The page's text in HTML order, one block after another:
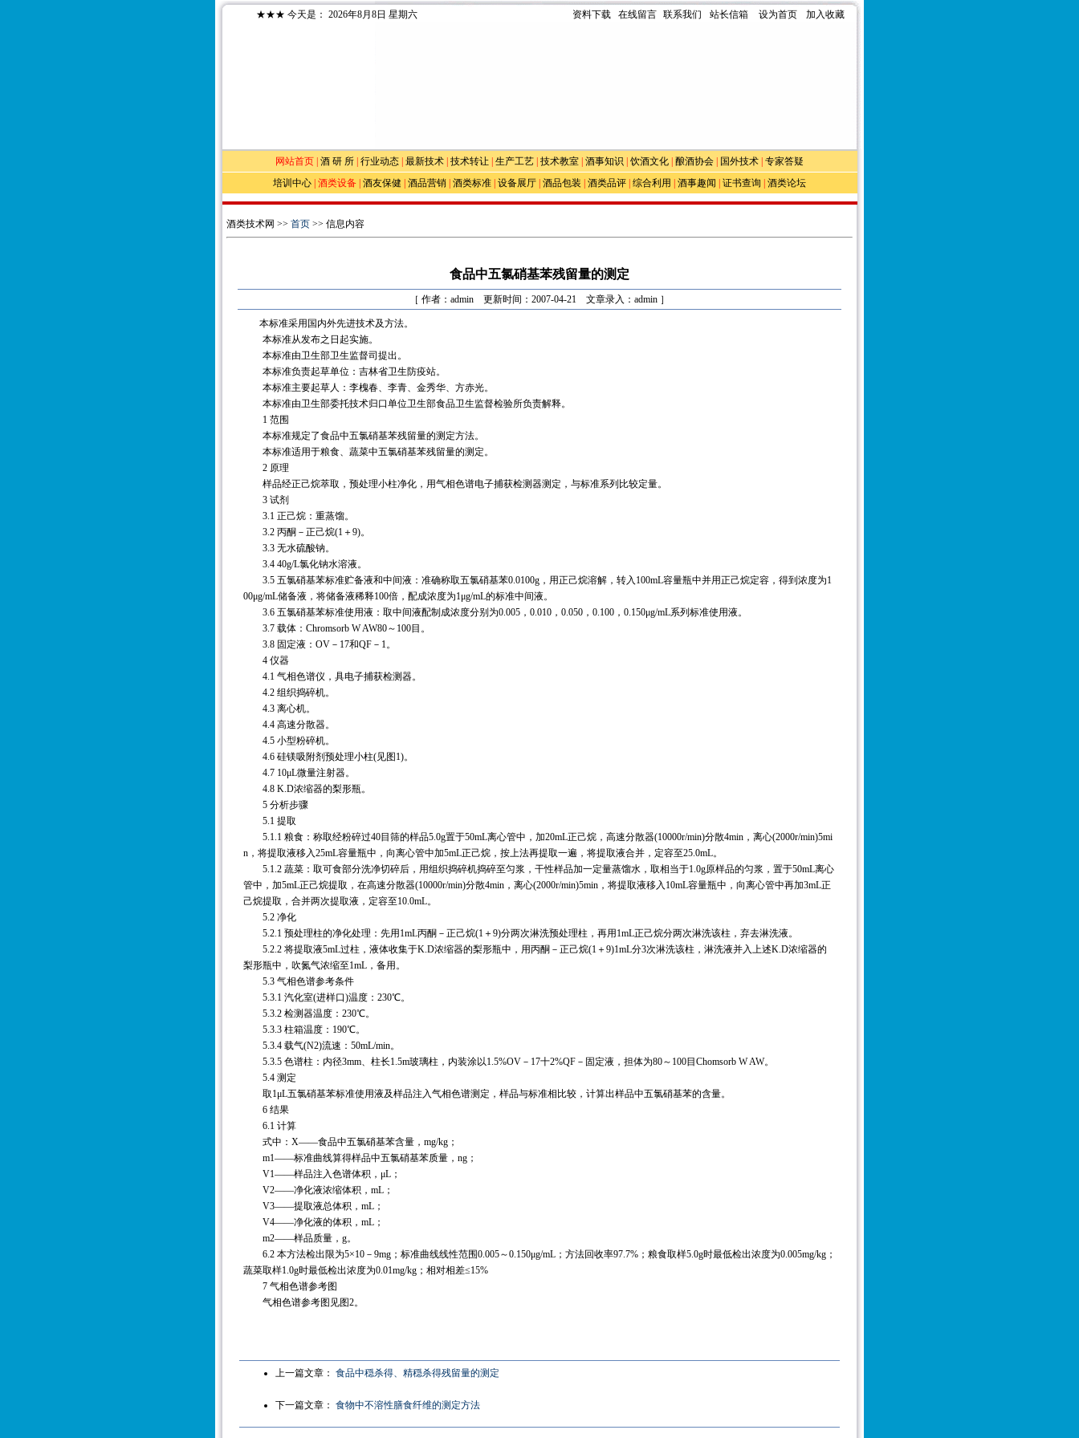
★★★ 今天是： 2026年8月8日 星期六 资料下载 在线留言 联系我们 站长信箱 设为首页 加入收藏
网站首页 酒 研 所 行业动态 最新技术 技术转让 生产工艺 技术教室 酒事知识 饮酒文化 酿酒协会 国外技术 专家答疑
培训中心 酒类设备 酒友保健 酒品营销 酒类标准 设备展厅 酒品包装 酒类品评 综合利用 酒事趣闻 证书查询 酒类论坛
酒类技术网 >> 首页 >> 信息内容
食品中五氯硝基苯残留量的测定
［ 作者：admin 更新时间：2007-04-21 文章录入：admin ］
本标准采用国内外先进技术及方法。
本标准从发布之日起实施。
本标准由卫生部卫生监督司提出。
本标准负责起草单位：吉林省卫生防疫站。
本标准主要起草人：李槐春、李青、金秀华、方赤光。
本标准由卫生部委托技术归口单位卫生部食品卫生监督检验所负责解释。
1 范围
本标准规定了食品中五氯硝基苯残留量的测定方法。
本标准适用于粮食、蔬菜中五氯硝基苯残留量的测定。
2 原理
样品经正己烷萃取，预处理小柱净化，用气相色谱电子捕获检测器测定，与标准系列比较定量。
3 试剂
3.1 正己烷：重蒸馏。
3.2 丙酮－正己烷(1＋9)。
3.3 无水硫酸钠。
3.4 40g/L氯化钠水溶液。
3.5 五氯硝基苯标准贮备液和中间液：准确称取五氯硝基苯0.0100g，用正己烷溶解，转入100mL容量瓶中并用正己烷定容，得到浓度为1
00μg/mL储备液，将储备液稀释100倍，配成浓度为1μg/mL的标准中间液。
3.6 五氯硝基苯标准使用液：取中间液配制成浓度分别为0.005，0.010，0.050，0.100，0.150μg/mL系列标准使用液。
3.7 载体：Chromsorb W AW80～100目。
3.8 固定液：OV－17和QF－1。
4 仪器
4.1 气相色谱仪，具电子捕获检测器。
4.2 组织捣碎机。
4.3 离心机。
4.4 高速分散器。
4.5 小型粉碎机。
4.6 硅镁吸附剂预处理小柱(见图1)。
4.7 10μL微量注射器。
4.8 K.D浓缩器的梨形瓶。
5 分析步骤
5.1 提取
5.1.1 粮食：称取经粉碎过40目筛的样品5.0g置于50mL离心管中，加20mL正己烷，高速分散器(10000r/min)分散4min，离心(2000r/min)5mi
n，将提取液移入25mL容量瓶中，向离心管中加5mL正己烷，按上法再提取一遍，将提取液合并，定容至25.0mL。
5.1.2 蔬菜：取可食部分洗净切碎后，用组织捣碎机捣碎至匀浆，干性样品加一定量蒸馏水，取相当于1.0g原样品的匀浆，置于50mL离心
管中，加5mL正己烷提取，在高速分散器(10000r/min)分散4min，离心(2000r/min)5min，将提取液移入10mL容量瓶中，向离心管中再加3mL正
己烷提取，合并两次提取液，定容至10.0mL。
5.2 净化
5.2.1 预处理柱的净化处理：先用1mL丙酮－正己烷(1＋9)分两次淋洗预处理柱，再用1mL正己烷分两次淋洗该柱，弃去淋洗液。
5.2.2 将提取液5mL过柱，液体收集于K.D浓缩器的梨形瓶中，用丙酮－正己烷(1＋9)1mL分3次淋洗该柱，淋洗液并入上述K.D浓缩器的
梨形瓶中，吹氮气浓缩至1mL，备用。
5.3 气相色谱参考条件
5.3.1 汽化室(进样口)温度：230℃。
5.3.2 检测器温度：230℃。
5.3.3 柱箱温度：190℃。
5.3.4 载气(N2)流速：50mL/min。
5.3.5 色谱柱：内径3mm、柱长1.5m玻璃柱，内装涂以1.5%OV－17十2%QF－固定液，担体为80～100目Chomsorb W AW。
5.4 测定
取1μL五氯硝基苯标准使用液及样品注入气相色谱测定，样品与标准相比较，计算出样品中五氯硝基苯的含量。
6 结果
6.1 计算
式中：X——食品中五氯硝基苯含量，mg/kg；
m1——标准曲线算得样品中五氯硝基苯质量，ng；
V1——样品注入色谱体积，μL；
V2——净化液浓缩体积，mL；
V3——提取液总体积，mL；
V4——净化液的体积，mL；
m2——样品质量，g。
6.2 本方法检出限为5×10－9mg；标准曲线线性范围0.005～0.150μg/mL；方法回收率97.7%；粮食取样5.0g时最低检出浓度为0.005mg/kg；
蔬菜取样1.0g时最低检出浓度为0.01mg/kg；相对相差≤15%
7 气相色谱参考图
气相色谱参考图见图2。
上一篇文章： 食品中穏杀得、精穏杀得残留量的测定
下一篇文章： 食物中不溶性膳食纤维的测定方法